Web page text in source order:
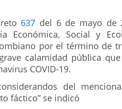
637 del 6 de mayo de
Económica, Social y
por el término de
calamidad pública
COVID-19.
del
fáctico” se indicó